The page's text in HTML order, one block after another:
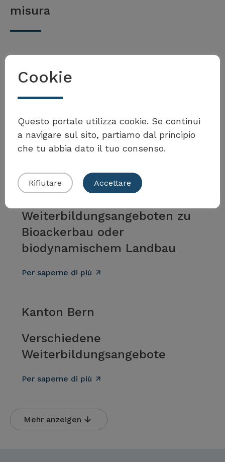
Volete partecipare al
Toolbox?
misura
In tutta la Svizzera
Offerte di perfezionamento
Per saperne di più
Kanton Zürich
Weiterbildungsangeboten zu
Bioackerbau oder
biodynamischem Landbau
Per saperne di più
Kanton Bern
Verschiedene
Weiterbildungsangebote
Per saperne di più
Mehr anzeigen
Cookie
Questo portale utilizza cookie. Se continui
a navigare sul sito, partiamo dal principio
che tu abbia dato il tuo consenso.
Rifiutare Accettare